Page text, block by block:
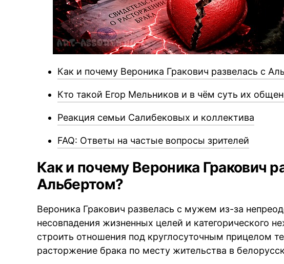
Как и почему Вероника Гракович развелась с
Кто такой Егор Мельников и в чём суть их
Реакция семьи Салибековых и коллектива
FAQ: Ответы на частые вопросы зрителей
Как и почему Вероника Гракович
Альбертом?
Вероника Гракович развелась с мужем из-за
несовпадения жизненных целей и категорического
строить отношения под круглосуточным прицелом
расторжение брака по месту жительства в